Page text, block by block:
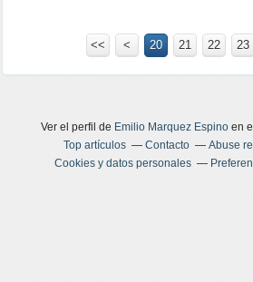
<< < 10
20 21 22 23
Ver el perfil de Emilio Marquez Espinoen
Top artículos
Contacto Abuse
Cookies y datos personales